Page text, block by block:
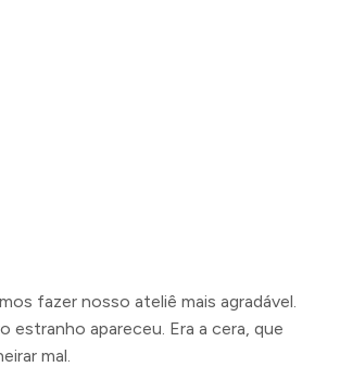
fazer nosso ateliê mais agradável.
estranho apareceu. Era a cera, que
mal.